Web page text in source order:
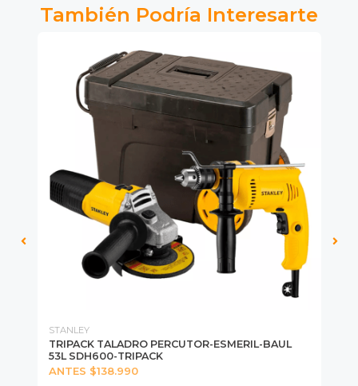
También Podría Interesarte
STANLEY
TRIPACK TALADRO PERCUTOR-ESMERIL-BAUL
53L SDH600-TRIPACK
ANTES $138.990